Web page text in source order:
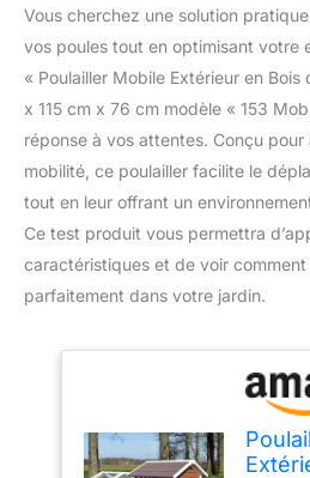
Vous cherchez une solution
vos poules tout en optimisant votre
« Poulailler Mobile Extérieur en
x 115 cm x 76 cm modèle « 153
réponse à vos attentes. Conçu pour
mobilité, ce poulailler facilite le
tout en leur offrant un
Ce test produit vous permettra
caractéristiques et de voir comment
parfaitement dans votre jardin.